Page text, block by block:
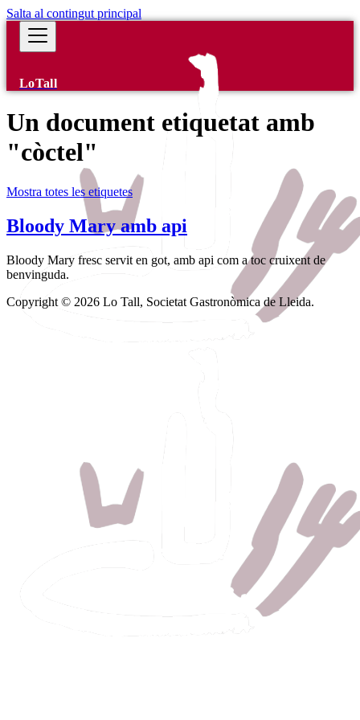
Salta al contingut principal
LoTall
Un document etiquetat amb
"còctel"
Mostra totes les etiquetes
Bloody Mary amb api
Bloody Mary fresc servit en got, amb api com a toc cruixent de
benvinguda.
Copyright © 2026 Lo Tall, Societat Gastronòmica de Lleida.